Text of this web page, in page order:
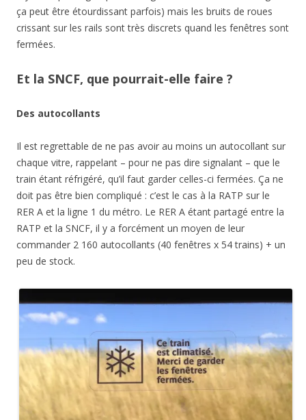
ça peut être étourdissant parfois) mais les bruits de roues
crissant sur les rails sont très discrets quand les fenêtres sont
fermées.
Et la SNCF, que pourrait-elle faire ?
Des autocollants
Il est regrettable de ne pas avoir au moins un autocollant sur
chaque vitre, rappelant – pour ne pas dire signalant – que le
train étant réfrigéré, qu’il faut garder celles-ci fermées. Ça ne
doit pas être bien compliqué : c’est le cas à la RATP sur le
RER A et la ligne 1 du métro. Le RER A étant partagé entre la
RATP et la SNCF, il y a forcément un moyen de leur
commander 2 160 autocollants (40 fenêtres x 54 trains) + un
peu de stock.